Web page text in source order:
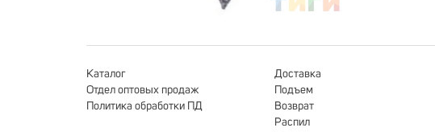
Каталог
Отдел оптовых продаж
Политика обработки ПД
Доставка
Подъем
Возврат
Распил